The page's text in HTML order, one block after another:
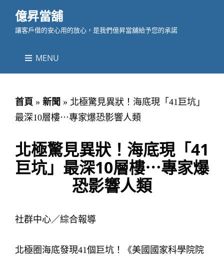
億昇當舖
讓客戶借的安心用的放心，是我們億昇當舖給予您的承諾
MENU
首頁 » 新聞 » 北極驚見異狀！海底現「41巨坑」
最深10層樓⋯專家爆恐影響人類
北極驚見異狀！海底現「41
巨坑」最深10層樓⋯專家爆
恐影響人類
社群中心／綜合報導
北極圈海底發現41個巨坑！《美國國家科學院院